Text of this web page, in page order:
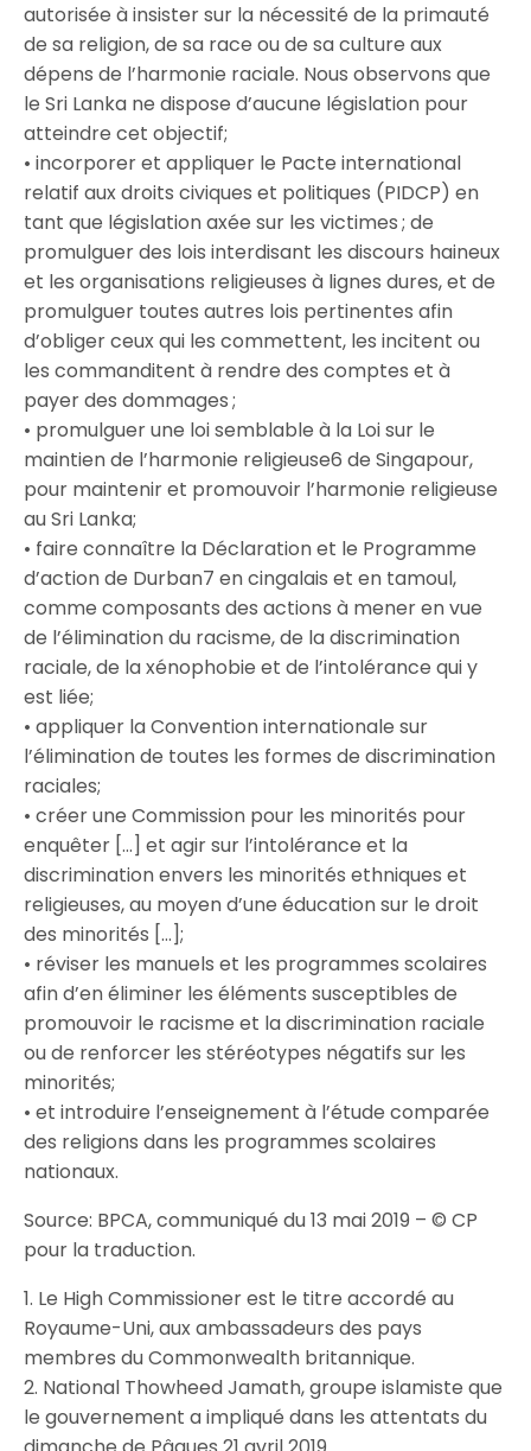
autorisée à insister sur la nécessité de la primauté
de sa religion, de sa race ou de sa culture aux
dépens de l’harmonie raciale. Nous observons que
le Sri Lanka ne dispose d’aucune législation pour
atteindre cet objectif;
• incorporer et appliquer le Pacte international
relatif aux droits civiques et politiques (PIDCP) en
tant que législation axée sur les victimes ; de
promulguer des lois interdisant les discours haineux
et les organisations religieuses à lignes dures, et de
promulguer toutes autres lois pertinentes afin
d’obliger ceux qui les commettent, les incitent ou
les commanditent à rendre des comptes et à
payer des dommages ;
• promulguer une loi semblable à la Loi sur le
maintien de l’harmonie religieuse6 de Singapour,
pour maintenir et promouvoir l’harmonie religieuse
au Sri Lanka;
• faire connaître la Déclaration et le Programme
d’action de Durban7 en cingalais et en tamoul,
comme composants des actions à mener en vue
de l’élimination du racisme, de la discrimination
raciale, de la xénophobie et de l’intolérance qui y
est liée;
• appliquer la Convention internationale sur
l’élimination de toutes les formes de discrimination
raciales;
• créer une Commission pour les minorités pour
enquêter […] et agir sur l’intolérance et la
discrimination envers les minorités ethniques et
religieuses, au moyen d’une éducation sur le droit
des minorités […];
• réviser les manuels et les programmes scolaires
afin d’en éliminer les éléments susceptibles de
promouvoir le racisme et la discrimination raciale
ou de renforcer les stéréotypes négatifs sur les
minorités;
• et introduire l’enseignement à l’étude comparée
des religions dans les programmes scolaires
nationaux.
Source: BPCA, communiqué du 13 mai 2019 – © CP
pour la traduction.
1. Le High Commissioner est le titre accordé au
Royaume-Uni, aux ambassadeurs des pays
membres du Commonwealth britannique.
2. National Thowheed Jamath, groupe islamiste que
le gouvernement a impliqué dans les attentats du